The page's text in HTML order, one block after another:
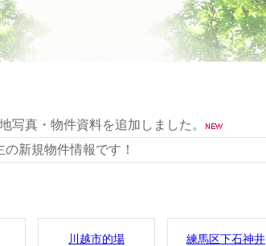
写真・物件資料を追加しました。
の新規物件情報です！
川越市的場
練馬区下石神井